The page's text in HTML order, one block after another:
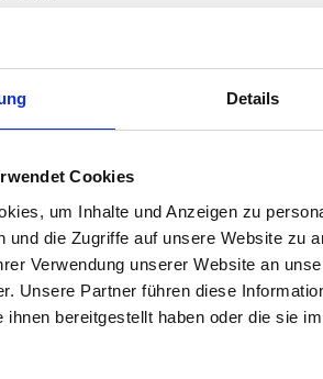
Details
Cookies
um Inhalte und Anzeigen zu
und die Zugriffe auf unsere Website zu
Verwendung unserer Website an
Unsere Partner führen diese
ihnen bereitgestellt haben oder die sie